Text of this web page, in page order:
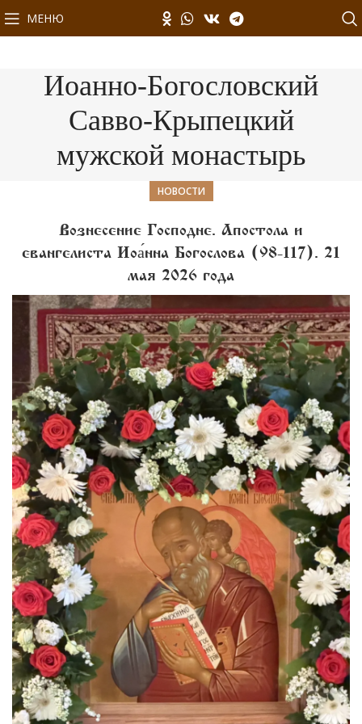
МЕНЮ
Иоанно-Богословский
Савво-Крыпецкий
мужской монастырь
НОВОСТИ
Вознесение Господне. Апостола и
евангелиста Иоа́нна Богослова (98-117). 21
мая 2026 года